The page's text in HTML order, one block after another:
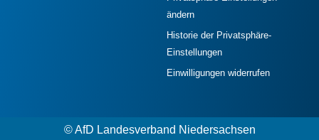
ändern
Historie der Privatsphäre-
Einstellungen
Einwilligungen widerrufen
© AfD Landesverband Niedersachsen